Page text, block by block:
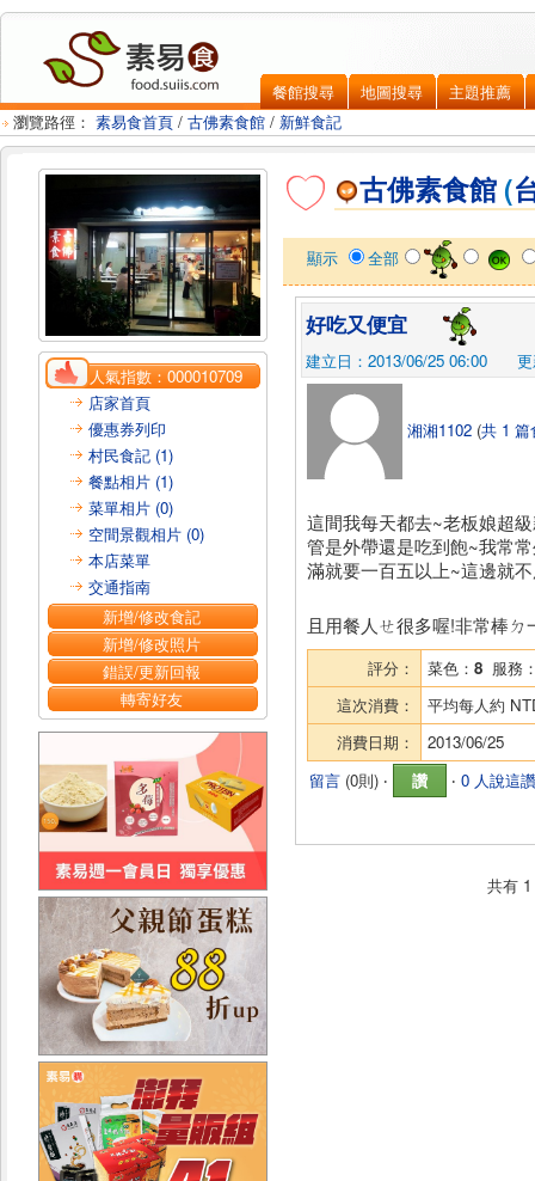
餐館搜尋 地圖搜尋
主題推薦
瀏覽路徑： 素易食首頁 / 古佛素食館 / 新鮮食記
人氣指數：000010709
店家首頁
優惠券列印
村民食記 (1)
餐點相片 (1)
菜單相片 (0)
空間景觀相片 (0)
本店菜單
交通指南
新增/修改食記
新增/修改照片
錯誤/更新回報
轉寄好友
古佛素食館 (
顯示 全部
好吃又便宜
建立日：2013/06/25 06:00
湘湘1102 (共 1 篇
這間我每天都去~老板娘超
管是外帶還是吃到飽~我常
滿就要一百五以上~這邊就
且用餐人ㄝ很多喔!非常棒
評分： 菜色： 8服務
這次消費：
平均每人約
消費日期：
2013/06/25
留言(0則) ‧ 讚 ‧ 0 人說這讚
共有 1